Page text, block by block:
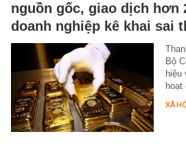
nguồn gốc, giao dịch hơn
doanh nghiệp kê khai sai
Bộ
hiệu
XÃ